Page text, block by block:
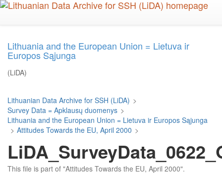
Skip
Lithuania and the European Union = Lietuva ir
Europos Sąjunga
(LiDA)
Lithuanian Data Archive for SSH (LiDA) >
Survey Data = Apklausų duomenys >
Lithuania and the European Union = Lietuva ir Europos Sąjunga
> Attitudes Towards the EU, April 2000 >
This file is part of "Attitudes Towards the EU, April 2000".